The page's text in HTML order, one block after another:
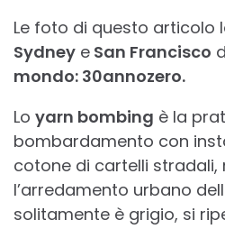
Le foto di questo articolo
Sydney e San Francisco
mondo: 30annozero.
Lo yarn bombing è la
bombardamento con
cotone di cartelli stradali,
l’arredamento urbano
solitamente è grigio, si